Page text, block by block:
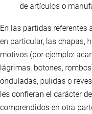
de artículos o
En las partidas referentes
en particular, las chapas,
motivos (por ejemplo:
lágrimas, botones,
onduladas, pulidas o
les confieran el carácter
comprendidos en otra